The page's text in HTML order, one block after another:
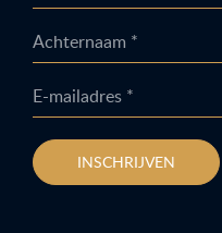
Achternaam *
E-mailadres *
INSCHRIJVEN